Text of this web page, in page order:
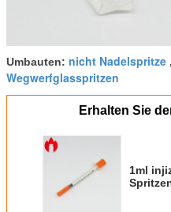
Umbauten: nicht Nadelspritze ,
Wegwerfglasspritzen
Erhalten Sie
1ml